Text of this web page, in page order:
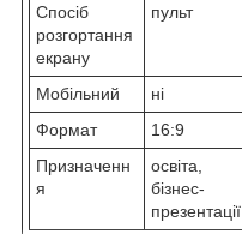
Спосіб
розгортання
екрану
пульт
Мобільний
ні
Формат
16:9
Призначенн
я
освіта,
бізнес-
презентації